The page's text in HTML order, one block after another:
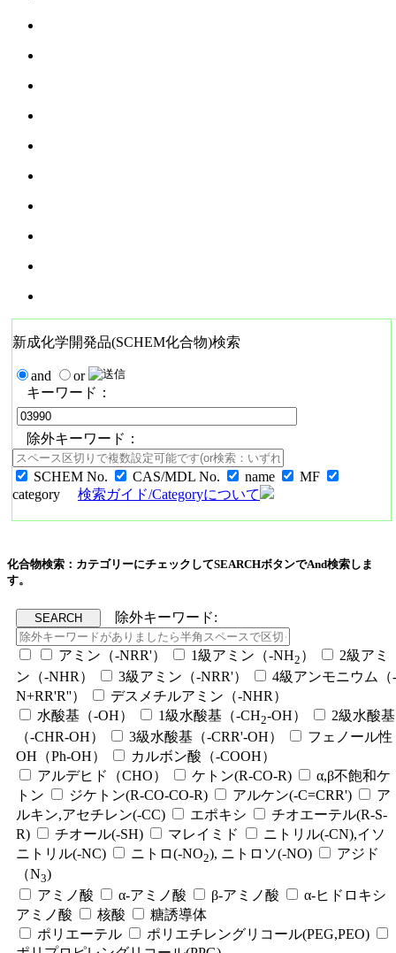
新成化学開発品(SCHEM化合物)検索
and
or
キーワード：
除外キーワード：
SCHEM No. CAS/MDL No. name
MF
category
検索ガイド/Categoryについて
化合物検索：カテゴリーにチェックしてSEARCHボタンでAnd検索しま
す。
除外キーワード:
アミン（-NRR'） 1級アミン（-NH2 ）
2級アミ
ン（-NHR）
3級アミン（-NRR'）
4級アンモニウム（-
N+RR'R''）
デスメチルアミン（-NHR）
水酸基（-OH）
1級水酸基（-CH2-OH）
2級水酸基
（-CHR-OH）
3級水酸基（-CRR'-OH）
フェノール性
OH（Ph-OH）
カルボン酸（-COOH）
アルデヒド（CHO）
ケトン(R-CO-R)
α,β不飽和ケ
トン
ジケトン(R-CO-CO-R) アルケン(-C=CRR')
ア
ルキン,アセチレン(-CC)
エポキシ
チオエーテル(R-S-
R)
チオール(-SH) マレイミド
ニトリル(-CN),イソ
ニトリル(-NC)
ニトロ(-NO2), ニトロソ(-NO)
アジド
（N3)
アミノ酸
α-アミノ酸 β-アミノ酸
α-ヒドロキシ
アミノ酸
核酸
糖誘導体
ポリエーテル
ポリエチレングリコール(PEG,PEO)